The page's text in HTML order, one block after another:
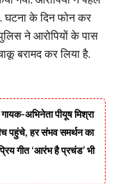
घटना के दिन फोन कर
ने आरोपियों के पास
बरामद कर लिया है.
अभिनेता पीयूष मिश्रा
पहुंचे, हर संभव समर्थन का
गीत ‘आरंभ है प्रचंड’ भी